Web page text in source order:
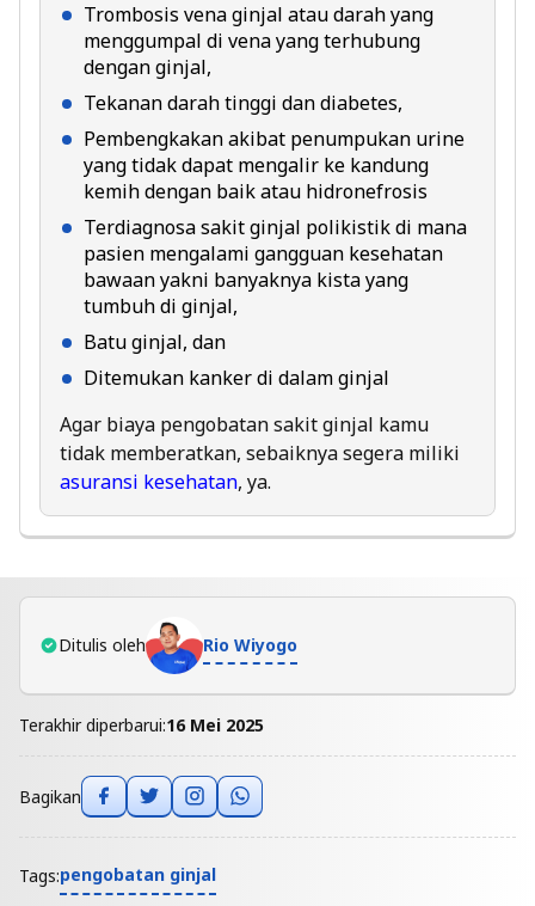
Trombosis vena ginjal atau darah yang
menggumpal di vena yang terhubung
dengan ginjal,
Tekanan darah tinggi dan diabetes,
Pembengkakan akibat penumpukan urine
yang tidak dapat mengalir ke kandung
kemih dengan baik atau hidronefrosis
Terdiagnosa sakit ginjal polikistik di mana
pasien mengalami gangguan kesehatan
bawaan yakni banyaknya kista yang
tumbuh di ginjal,
Batu ginjal, dan
Ditemukan kanker di dalam ginjal
Agar biaya pengobatan sakit ginjal kamu
tidak memberatkan, sebaiknya segera miliki
asuransi kesehatan, ya.
Ditulis oleh Rio Wiyogo
Terakhir diperbarui:16 Mei 2025
Bagikan
Tags:pengobatan ginjal